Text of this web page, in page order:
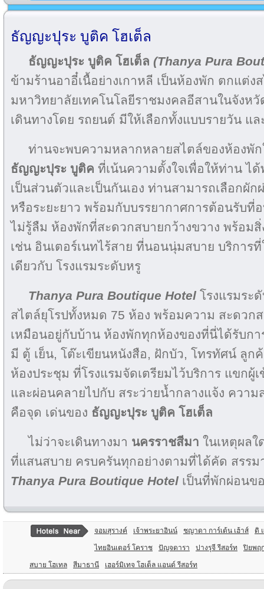
ธัญญะปุระ บูติค โฮเต็ล
ธัญญะปุระ บูติค โฮเต็ล (Thanya Pura
ข้ามร้านอาอี๋เนื้อย่างเกาหลี เป็นห้องพัก ตกแต่ง
มหาวิทยาลัยเทคโนโลยีราชมงคลอีสานในจังห
เดินทางโดย รถยนต์ มีให้เลือกทั้งแบบรายวัน แล
ท่านจะพบความหลากหลายสไตล์ของห้องพั
ธัญญะปุระ บูติค ที่เน้นความตั้งใจเพื่อให้ท่าน ไ
เป็นส่วนตัวและเป็นกันเอง ท่านสามารถเลือกผัก
หรือระยะยาว พร้อมกับบรรยากาศการต้อนรับที่
ไม่รู้ลืม ห้องพักที่สะดวกสบายกว้างขวาง พร้อม
เช่น อินเตอร์เนทไร้สาย ที่นอนนุ่มสบาย บริการ
เดียวกับ โรงแรมระดับหรู
Thanya Pura Boutique Hotel โรงแรมระ
สไตล์ยุโรปทั้งหมด 75 ห้อง พร้อมความ สะดวก
เหมือนอยู่กับบ้าน ห้องพักทุกห้องของที่นี่ได้รับกา
มี ตู้ เย็น, โต๊ะเขียนหนังสือ, ฝักบัว, โทรทัศน์ ลูก
ห้องประชุม ที่โรงแรมจัดเตรียมไว้บริการ แขกผู้
และผ่อนคลายไปกับ สระว่ายน้ำกลางแจ้ง ควา
คือจุด เด่นของ ธัญญะปุระ บูติค โฮเต็ล
ไม่ว่าจะเดินทางมา นครราชสีมา ในเหตุผล
ที่แสนสบาย ครบครันทุกอย่างตามที่ได้คัด สรรม
Thanya Pura Boutique Hotel เป็นที่พักผ่อนข
จอมสุรางค์ เจ้าพระยาอินน์ ชญาดา การ์เด้น เฮ้าส์ ดิ
ไทยอินเตอร์ โคราช ปัญจดารา ปางรุจี รีสอร์ท ปิยพฤ
สบาย โฮเทล สีมาธานี เฮอร์มิเทจ โฮเต็ล แอนด์ รีสอร์ท